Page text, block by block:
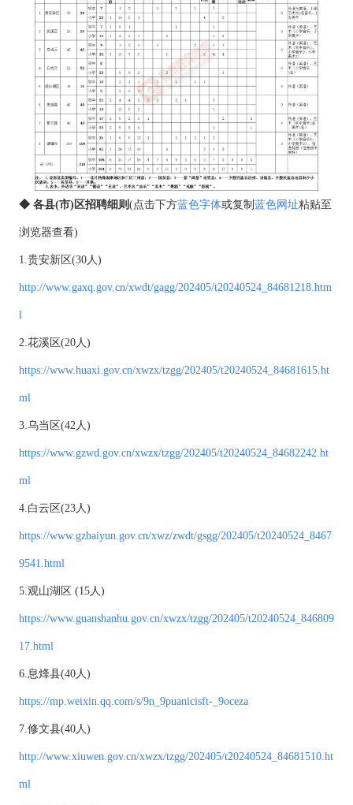
◆ 各县(市)区招聘细则 (点击下方蓝色字体或复制 蓝色网址粘贴至
浏览器查看)
1.贵安新区(30人)
http://www.gaxq.gov.cn/xwdt/gagg/202405/t20240524_84681218.htm
l
2.花溪区(20人)
https://www.huaxi.gov.cn/xwzx/tzgg/202405/t20240524_84681615.ht
ml
3.乌当区(42人)
https://www.gzwd.gov.cn/xwzx/tzgg/202405/t20240524_84682242.ht
ml
4.白云区(23人)
https://www.gzbaiyun.gov.cn/xwz/zwdt/gsgg/202405/t20240524_8467
9541.html
5.观山湖区 (15人)
https://www.guanshanhu.gov.cn/xwzx/tzgg/202405/t20240524_846809
17.html
6.息烽县(40人)
https://mp.weixin.qq.com/s/9n_9puanicisft-_9oceza
7.修文县(40人)
http://www.xiuwen.gov.cn/xwzx/tzgg/202405/t20240524_84681510.ht
ml